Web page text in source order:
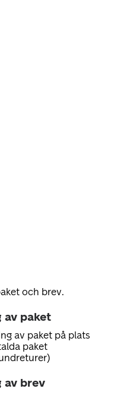
och brev.
av paket
av paket på plats
paket
av brev